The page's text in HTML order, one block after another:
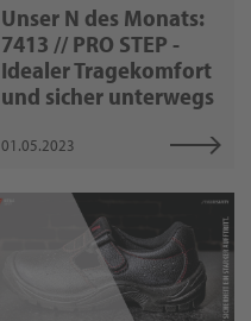
Unser N des Monats:
7413 // PRO STEP -
Idealer Tragekomfort
und sicher unterwegs
01.05.2023